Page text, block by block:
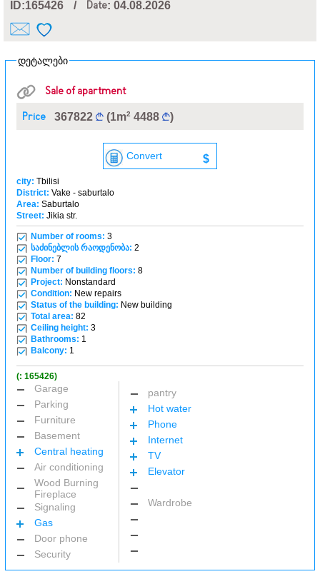
ID:165426 / Date: 04.08.2026
დეტალები
Sale of apartment
Price
367822 (1m2 4488 )
Convert $
city: Tbilisi
District: Vake - saburtalo
Area: Saburtalo
Street: Jikia str.
Number of rooms: 3
საძინებლის რაოდენობა: 2
Floor: 7
Number of building floors: 8
Project: Nonstandard
Condition: New repairs
Status of the building: New building
Total area: 82
Ceiling height: 3
Bathrooms: 1
Balcony: 1
(: 165426)
Garage
Parking
Furniture
Basement
Central heating
Air conditioning
Wood Burning
Fireplace
Signaling
Gas
Door phone
Security
pantry
Hot water
Phone
Internet
TV
Elevator
Wardrobe